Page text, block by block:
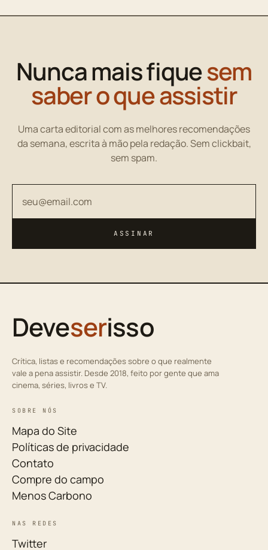
Nunca mais fiquesem
saber o que assistir
Uma carta editorial com as melhores recomendações
da semana, escrita à mão pela redação. Sem clickbait,
sem spam.
ASSINAR
Deveserisso
Crítica, listas e recomendações sobre o que realmente
vale a pena assistir. Desde 2018, feito por gente que ama
cinema, séries, livros e TV.
SOBRE NÓS
Mapa do Site
Políticas de privacidade
Contato
Compre do campo
Menos Carbono
NAS REDES
Twitter